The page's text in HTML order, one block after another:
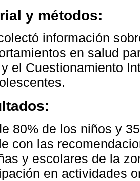
y métodos:
información
en salud
el Cuestionamiento
80% de los niños y
con las
y escolares de la
en actividades